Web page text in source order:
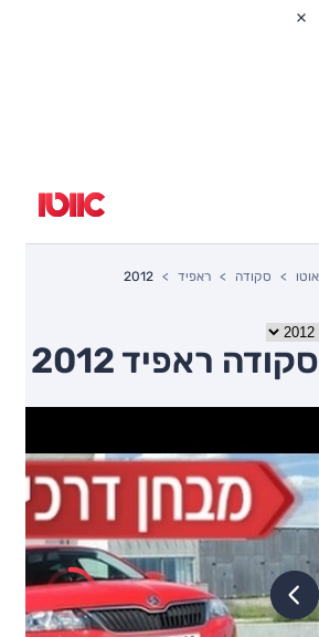
אוטו סקודה ראפיד 2012
סקודה ראפיד 2012 יד שניה